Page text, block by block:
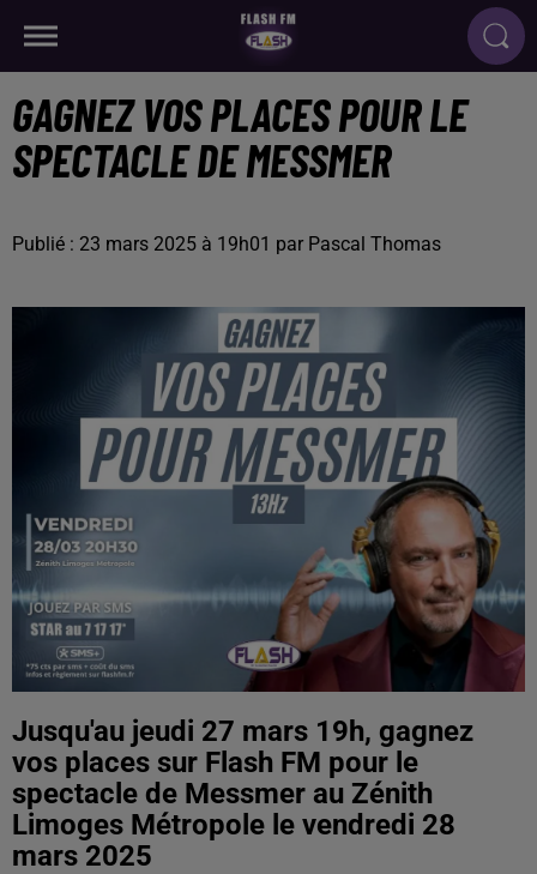
GAGNEZ VOS PLACES POUR LE
SPECTACLE DE MESSMER
Publié : 23 mars 2025 à 19h01 par Pascal Thomas
Jusqu'au jeudi 27 mars 19h, gagnez
vos places sur Flash FM pour le
spectacle de Messmer au Zénith
Limoges Métropole le vendredi 28
mars 2025